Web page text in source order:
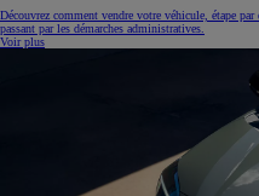
Découvrez comment vendre votre véhicule, étape
passant par les démarches administratives.